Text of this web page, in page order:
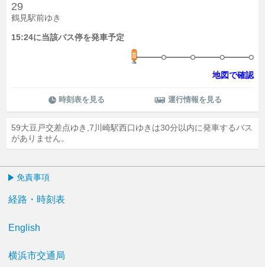
29
鶴見駅前ゆき
15:24に当該バス停を発車予定
地図で確認
時刻表を見る 運行情報を見る
59大豆戸交差点ゆき,7川崎駅西口ゆきは30分以内に発車するバス
がありません。
免責事項
経路・時刻表
English
横浜市交通局